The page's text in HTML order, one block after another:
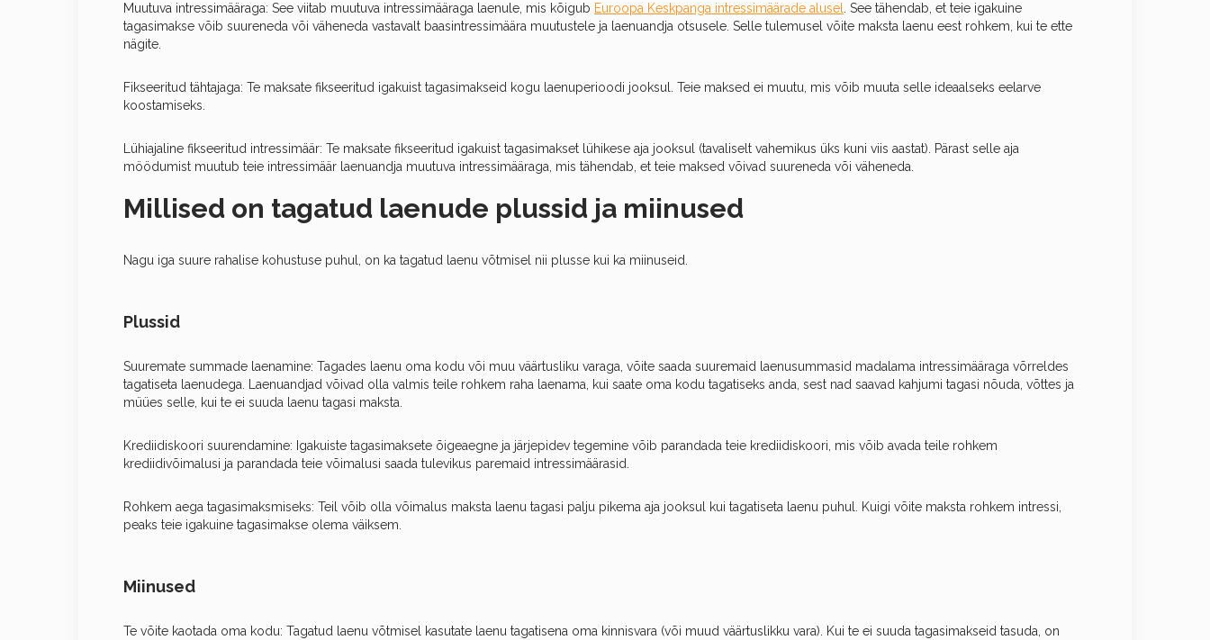
Muutuva intressimääraga: See viitab muutuva intressimääraga laenule, mis kõigub Euroopa Keskpanga intressimäärade alusel
. See tähendab, et teie igakuine
tagasimakse võib suureneda või väheneda vastavalt baasintressimäära muutustele ja laenuandja otsusele. Selle tulemusel võite maksta laenu eest rohkem, kui te ette
nägite.
Fikseeritud tähtajaga: Te maksate fikseeritud igakuist tagasimakseid kogu laenuperioodi jooksul. Teie maksed ei muutu, mis võib muuta selle ideaalseks eelarve
koostamiseks.
Lühiajaline fikseeritud intressimäär: Te maksate fikseeritud igakuist tagasimakset lühikese aja jooksul (tavaliselt vahemikus üks kuni viis aastat). Pärast selle aja
möödumist muutub teie intressimäär laenuandja muutuva intressimääraga, mis tähendab, et teie maksed võivad suureneda või väheneda.
Millised on tagatud laenude plussid ja miinused
Nagu iga suure rahalise kohustuse puhul, on ka tagatud laenu võtmisel nii plusse kui ka miinuseid.
Plussid
Suuremate summade laenamine: Tagades laenu oma kodu või muu väärtusliku varaga, võite saada suuremaid laenusummasid madalama intressimääraga võrreldes
tagatiseta laenudega. Laenuandjad võivad olla valmis teile rohkem raha laenama, kui saate oma kodu tagatiseks anda, sest nad saavad kahjumi tagasi nõuda, võttes ja
müües selle, kui te ei suuda laenu tagasi maksta.
Krediidiskoori suurendamine: Igakuiste tagasimaksete õigeaegne ja järjepidev tegemine võib parandada teie krediidiskoori, mis võib avada teile rohkem
krediidivõimalusi ja parandada teie võimalusi saada tulevikus paremaid intressimäärasid.
Rohkem aega tagasimaksmiseks: Teil võib olla võimalus maksta laenu tagasi palju pikema aja jooksul kui tagatiseta laenu puhul. Kuigi võite maksta rohkem intressi,
peaks teie igakuine tagasimakse olema väiksem.
Miinused
Te võite kaotada oma kodu: Tagatud laenu võtmisel kasutate laenu tagatisena oma kinnisvara (või muud väärtuslikku vara). Kui te ei suuda tagasimakseid tasuda, on